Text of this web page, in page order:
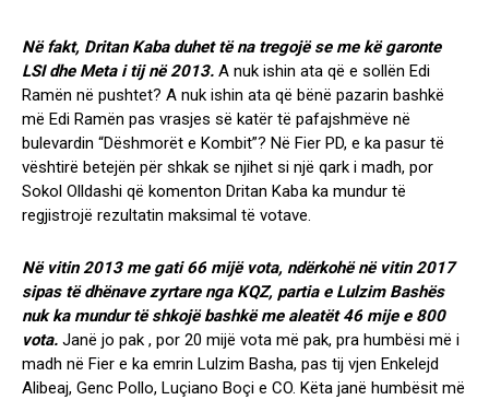
Në fakt, Dritan Kaba duhet të na tregojë se me kë garonte
LSI dhe Meta i tij në 2013. A nuk ishin ata që e sollën Edi
Ramën në pushtet? A nuk ishin ata që bënë pazarin bashkë
më Edi Ramën pas vrasjes së katër të pafajshmëve në
bulevardin “Dëshmorët e Kombit”? Në Fier PD, e ka pasur të
vështirë betejën për shkak se njihet si një qark i madh, por
Sokol Olldashi që komenton Dritan Kaba ka mundur të
regjistrojë rezultatin maksimal të votave.
Në vitin 2013 me gati 66 mijë vota, ndërkohë në vitin 2017
sipas të dhënave zyrtare nga KQZ, partia e Lulzim Bashës
nuk ka mundur të shkojë bashkë me aleatët 46 mije e 800
vota. Janë jo pak , por 20 mijë vota më pak, pra humbësi më i
madh në Fier e ka emrin Lulzim Basha, pas tij vjen Enkelejd
Alibeaj, Genc Pollo, Luçiano Boçi e CO. Këta janë humbësit më